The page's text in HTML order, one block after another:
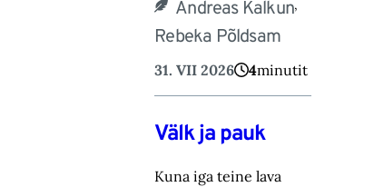
Andreas Kalkun,
Rebeka Põldsam
31. VII 2026 4minutit
Välk ja pauk
Kuna iga teine lava